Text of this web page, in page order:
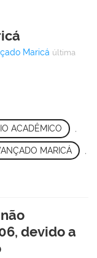
Maricá última
ACADÊMICO ,
MARICÁ
devido a